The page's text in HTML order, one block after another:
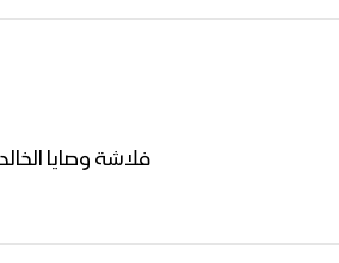
فلاشة وصايا